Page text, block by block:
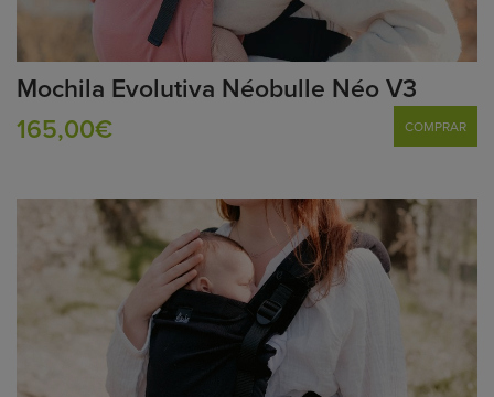
Mochila Evolutiva Néobulle Néo V3
165,00€
COMPRAR